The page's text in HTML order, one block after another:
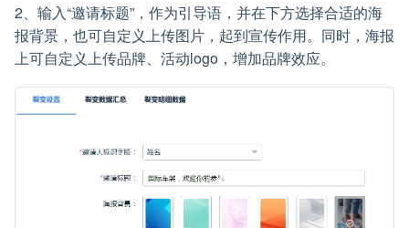
2、输入“邀请标题”，作为引导语，并在下方选择合适的海
报背景，也可自定义上传图片，起到宣传作用。同时，海报
上可自定义上传品牌、活动logo，增加品牌效应。